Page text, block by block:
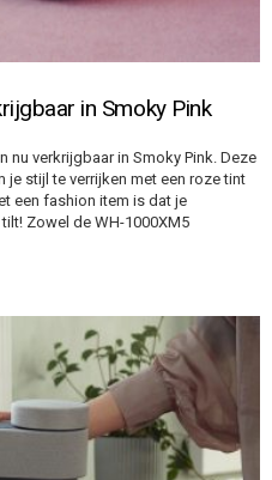
in Smoky Pink
nu verkrijgbaar in Smoky Pink. Deze
stijl te verrijken met een roze tint
een fashion item is dat je
Zowel de WH-1000XM5